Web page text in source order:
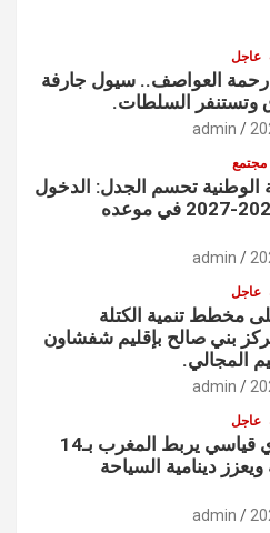
عاجل
رحمة العواصف.. سيول جارفة
وتستنفر السلطات.
admin
مجتمع
الوطنية تحسم الجدل: الدخول
المدرسي 2026-2027 في موعده
admin
عاجل
مخطط تنمية الكتلة
بني صالح بإقليم شفشاون
المجالي.
admin
عاجل
برنامج شتوي قياسي يربط المغرب بـ14
ويعزز دينامية السياحة
admin